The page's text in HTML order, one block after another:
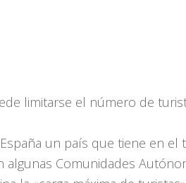
limitarse el número de
un país que tiene en
algunas Comunidades